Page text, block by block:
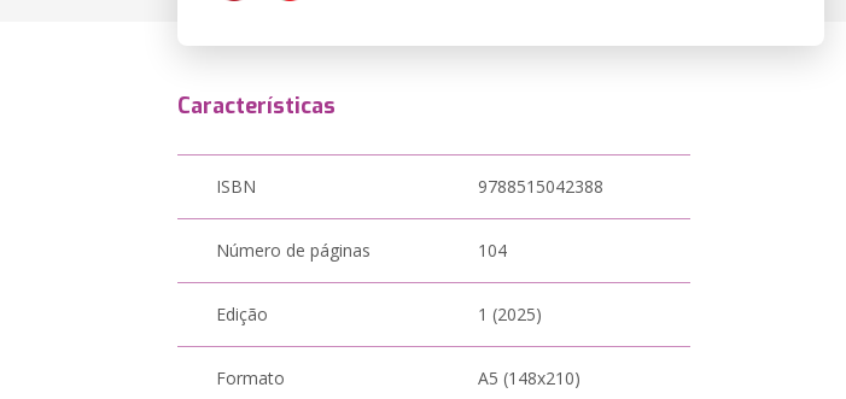
Características
ISBN 9788515042388
Número de páginas 104
Edição 1 (2025)
Formato A5 (148x210)